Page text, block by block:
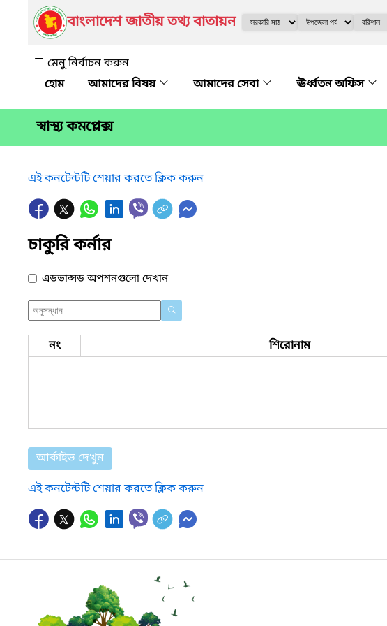
বাংলাদেশ জাতীয় তথ্য বাতায়ন
মেনু নির্বাচন করুন
আমাদের বিষয়
আমাদের সেবা ঊর্ধ্বতন অফিস
স্বাস্থ্য কমপ্লেক্স
এই কনটেন্টটি শেয়ার করতে ক্লিক করুন
চাকুরি কর্নার
এডভান্সড অপশনগুলো দেখান
নং শিরোনাম
আর্কাইভ দেখুন
এই কনটেন্টটি শেয়ার করতে ক্লিক করুন